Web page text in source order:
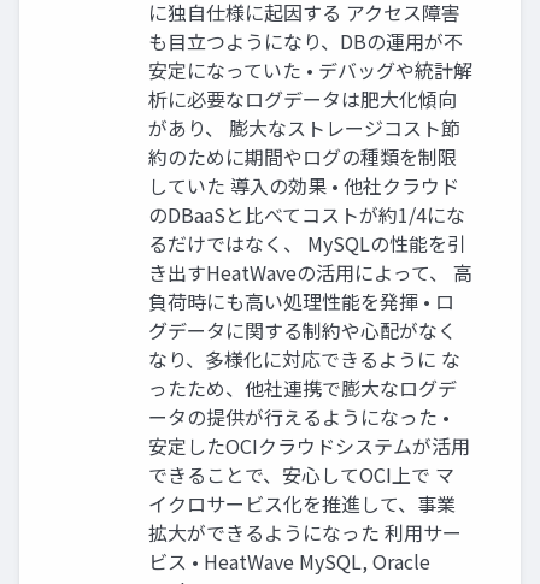
に独⾃仕様に起因する アクセス障害
も⽬⽴つようになり、DBの運⽤が不
安定になっていた • デバッグや統計解
析に必要なログデータは肥⼤化傾向
があり、 膨⼤なストレージコスト節
約のために期間やログの種類を制限
していた 導⼊の効果 • 他社クラウド
のDBaaSと⽐べてコストが約1/4にな
るだけではなく、 MySQLの性能を引
き出すHeatWaveの活⽤によって、 ⾼
負荷時にも⾼い処理性能を発揮 • ロ
グデータに関する制約や⼼配がなく
なり、多様化に対応できるように な
ったため、他社連携で膨⼤なログデ
ータの提供が⾏えるようになった •
安定したOCIクラウドシステムが活⽤
できることで、安⼼してOCI上で マ
イクロサービス化を推進して、事業
拡⼤ができるようになった 利⽤サー
ビス • HeatWave MySQL, Oracle